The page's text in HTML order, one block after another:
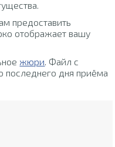
предоставить
отображает вашу
жюри. Файл с
последнего дня приёма